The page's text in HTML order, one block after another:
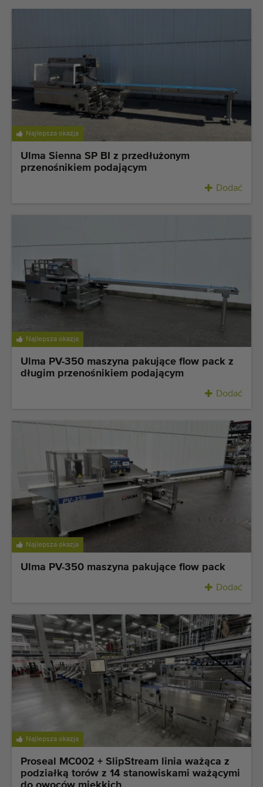
Najlepsza okazja
Ulma Sienna SP BI z przedłużonym
przenośnikiem podającym
Dodać
Najlepsza okazja
Ulma PV-350 maszyna pakujące flow pack z
długim przenośnikiem podającym
Dodać
Najlepsza okazja
Ulma PV-350 maszyna pakujące flow pack
Dodać
Najlepsza okazja
Proseal MC002 + SlipStream linia ważąca z
podziałką torów z 14 stanowiskami ważącymi